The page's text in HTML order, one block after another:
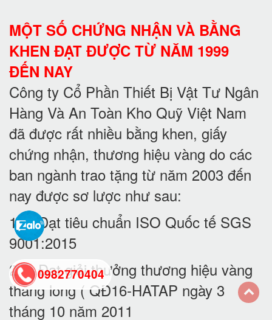
MỘT SỐ CHỨNG NHẬN VÀ BẰNG
KHEN ĐẠT ĐƯỢC TỪ NĂM 1999
ĐẾN NAY
Công ty Cổ Phần Thiết Bị Vật Tư Ngân
Hàng Và An Toàn Kho Quỹ Việt Nam
đã được rất nhiều bằng khen, giấy
chứng nhận, thương hiệu vàng do các
ban ngành trao tặng từ năm 2003 đến
nay được sơ lược như sau:
1. Đạt tiêu chuẩn ISO Quốc tế SGS
9001:2015
2. Đạt giải thưởng thương hiệu vàng
thăng long ( QĐ16-HATAP ngày 3
tháng 10 năm 2011
0982770404